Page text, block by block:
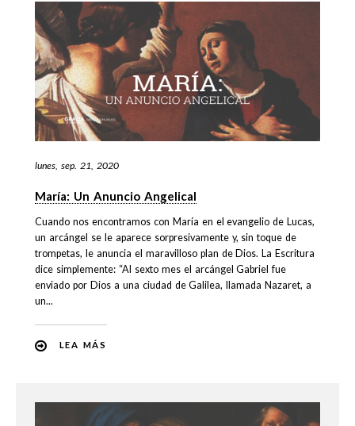
lunes, sep. 21, 2020
María: Un Anuncio Angelical
Cuando nos encontramos con María en el evangelio de Lucas,
un arcángel se le aparece sorpresivamente y, sin toque de
trompetas, le anuncia el maravilloso plan de Dios. La Escritura
dice simplemente: “Al sexto mes el arcángel Gabriel fue
enviado por Dios a una ciudad de Galilea, llamada Nazaret, a
un...
LEA MÁS